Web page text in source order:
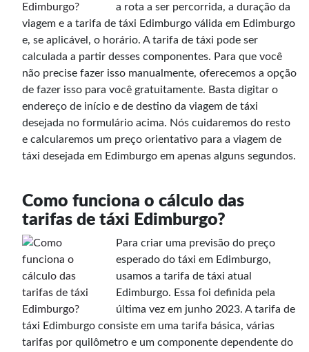
a rota a ser percorrida, a duração da
viagem e a tarifa de táxi Edimburgo válida em Edimburgo
e, se aplicável, o horário. A tarifa de táxi pode ser
calculada a partir desses componentes. Para que você
não precise fazer isso manualmente, oferecemos a opção
de fazer isso para você gratuitamente. Basta digitar o
endereço de início e de destino da viagem de táxi
desejada no formulário acima. Nós cuidaremos do resto
e calcularemos um preço orientativo para a viagem de
táxi desejada em Edimburgo em apenas alguns segundos.
Como funciona o cálculo das
tarifas de táxi Edimburgo?
Para criar uma previsão do preço
esperado do táxi em Edimburgo,
usamos a tarifa de táxi atual
Edimburgo. Essa foi definida pela
última vez em junho 2023. A tarifa de
táxi Edimburgo consiste em uma tarifa básica, várias
tarifas por quilômetro e um componente dependente do